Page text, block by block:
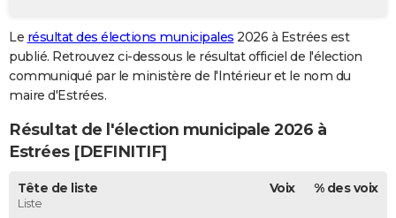
GUIDES D'ACHAT
BONS PLANS
CARTE DE VOEUX
Carte de Noël
Carte Bonne année
Carte Saint-Valentin
Carte Pâques
Carte d'anniversaire
DICTIONNAIRE
Dictionnaire
Biographies
Citations
Expressions
Proverbes
PROGRAMME TV
Le résultat des élections municipales 2026 à Estrées est
publié. Retrouvez ci-dessous le résultat officiel de l'élection
communiqué par le ministère de l'Intérieur et le nom du
maire d'Estrées.
Résultat de l'élection municipale 2026 à
Estrées [DEFINITIF]
Tête de liste
Liste
Voix % des voix